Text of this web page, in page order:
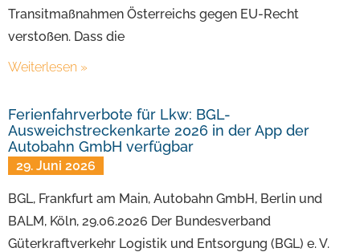
Transitmaßnahmen Österreichs gegen EU-Recht
verstoßen. Dass die
Weiterlesen »
Ferienfahrverbote für Lkw: BGL-
Ausweichstreckenkarte 2026 in der App der
Autobahn GmbH verfügbar
29. Juni 2026
BGL, Frankfurt am Main, Autobahn GmbH, Berlin und
BALM, Köln, 29.06.2026 Der Bundesverband
Güterkraftverkehr Logistik und Entsorgung (BGL) e. V.